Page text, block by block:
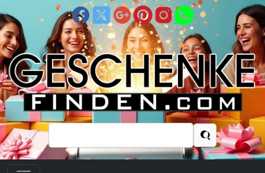
Suchen
nach: